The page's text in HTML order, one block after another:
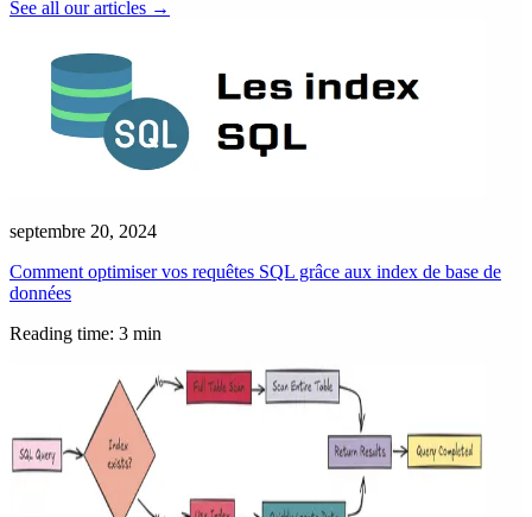
See all our articles →
septembre 20, 2024
Comment optimiser vos requêtes SQL grâce aux index de base de
données
Reading time: 3 min